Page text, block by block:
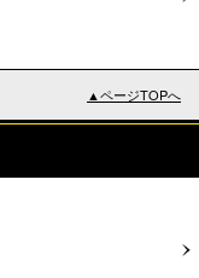
▲ページTOPへ